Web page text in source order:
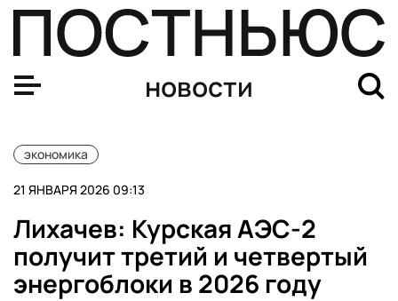
новости
экономика
21 ЯНВАРЯ 2026 09:13
Лихачев: Курская АЭС-2
получит третий и четвертый
энергоблоки в 2026 году
Bloomberg: Россия заработала на золоте рекордные